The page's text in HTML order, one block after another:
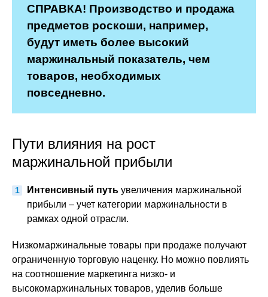
СПРАВКА! Производство и продажа
предметов роскоши, например,
будут иметь более высокий
маржинальный показатель, чем
товаров, необходимых
повседневно.
Пути влияния на рост
маржинальной прибыли
Интенсивный путь увеличения маржинальной
прибыли – учет категории маржинальности в
рамках одной отрасли.
Низкомаржинальные товары при продаже получают
ограниченную торговую наценку. Но можно повлиять
на соотношение маркетинга низко- и
высокомаржинальных товаров, уделив больше